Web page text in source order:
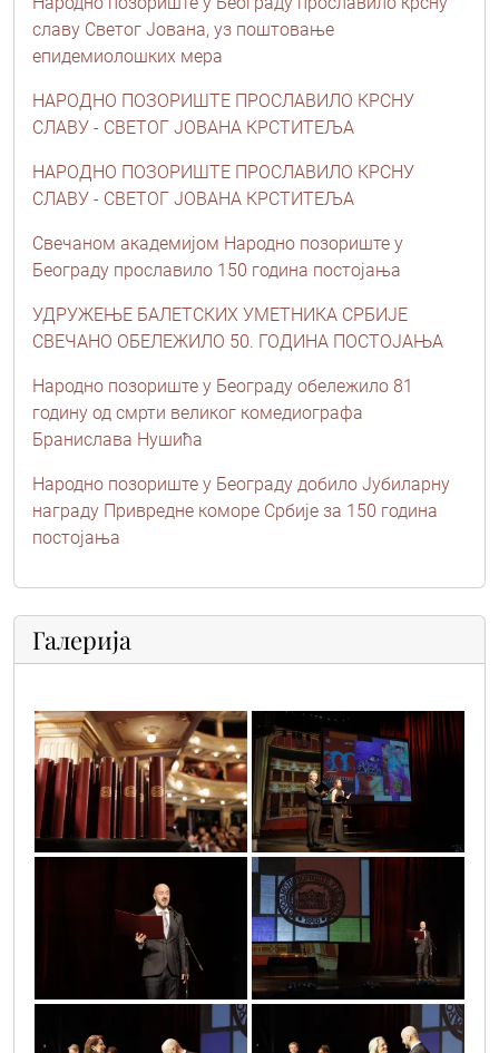
славу Светог Јована, уз поштовање
епидемиолошких мера
НАРОДНО ПОЗОРИШТЕ ПРОСЛАВИЛО КРСНУ
СЛАВУ - СВЕТОГ ЈОВАНА КРСТИТЕЉА
НАРОДНО ПОЗОРИШТЕ ПРОСЛАВИЛО КРСНУ
СЛАВУ - СВЕТОГ ЈОВАНА КРСТИТЕЉА
Свечаном академијом Народно позориште у
Београду прославило 150 година постојања
УДРУЖЕЊЕ БАЛЕТСКИХ УМЕТНИКА СРБИЈЕ
СВЕЧАНО ОБЕЛЕЖИЛО 50. ГОДИНА ПОСТОЈАЊА
Народно позориште у Београду обележило 81
годину од смрти великог комедиографа
Бранислава Нушића
Народно позориште у Београду добило Јубиларну
награду Привредне коморе Србије за 150 година
постојања
Галерија
slava_narodnog_pozorista_1slava_narodnog_pozorista_2
slava_narodnog_pozorista_3slava_narodnog_pozorista_4